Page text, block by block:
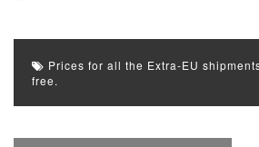
Prices for all the Extra-EU
free.